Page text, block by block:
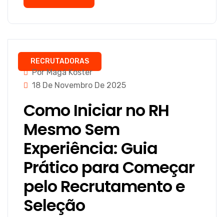
RECRUTADORAS
Por Magá Koster
18 De Novembro De 2025
Como Iniciar no RH
Mesmo Sem
Experiência: Guia
Prático para Começar
pelo Recrutamento e
Seleção